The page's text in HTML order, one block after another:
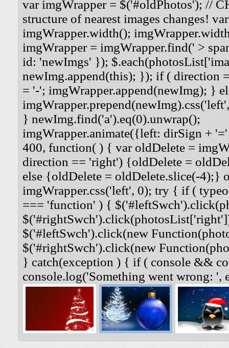
var imgWrapper = $('#oldPhotos'); //
structure of nearest images changes!
imgWrapper.width();
imgWrapper = imgWrapper.find(' >
id: 'newImgs' });
newImg.append(this); }); if ( direction
= '-'; imgWrapper.append(newImg); }
} newImg.find('a').eq(0).unwrap();
imgWrapper.animate({left: dirSign +
400, function( ) { var oldDelete =
direction == 'right') {oldDelete =
else {oldDelete = oldDelete.slice(-4);}
imgWrapper.css('left', 0); try { if (
=== 'function' ) {
$('#leftSwch').click(new
$('#rightSwch').click(new
} catch(exception ) { if ( console &&
console.log('Something went wrong: